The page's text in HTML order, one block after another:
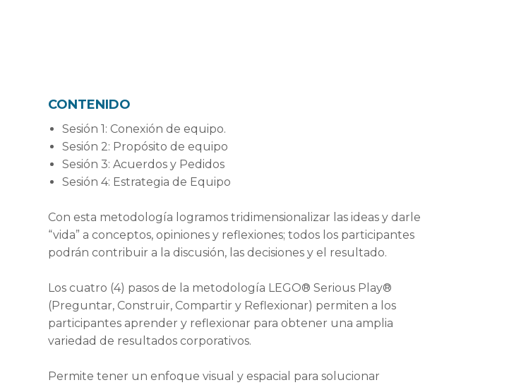
CONTENIDO
Sesión 1: Conexión de equipo.
Sesión 2: Propósito de equipo
Sesión 3: Acuerdos y Pedidos
Sesión 4: Estrategia de Equipo
Con esta metodología logramos tridimensionalizar las ideas y darle
“vida” a conceptos, opiniones y reflexiones; todos los participantes
podrán contribuir a la discusión, las decisiones y el resultado.
Los cuatro (4) pasos de la metodología LEGO® Serious Play®
(Preguntar, Construir, Compartir y Reflexionar) permiten a los
participantes aprender y reflexionar para obtener una amplia
variedad de resultados corporativos.
Permite tener un enfoque visual y espacial para solucionar